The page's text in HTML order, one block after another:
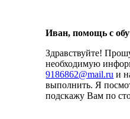
Иван, помощь с
Здравствуйте!
необходимую
9186862@mail.ru и
выполнить. Я
подскажу Вам по